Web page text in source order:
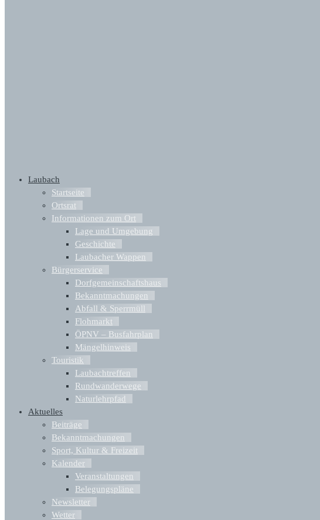
Laubach
Startseite
Ortsrat
Informationen zum Ort
Lage und Umgebung
Geschichte
Laubacher Wappen
Bürgerservice
Dorfgemeinschaftshaus
Bekanntmachungen
Abfall & Sperrmüll
Flohmarkt
ÖPNV – Busfahrplan
Mängelhinweis
Touristik
Laubachtreffen
Rundwanderwege
Naturlehrpfad
Aktuelles
Beiträge
Bekanntmachungen
Sport, Kultur & Freizeit
Kalender
Veranstaltungen
Belegungspläne
Newsletter
Wetter